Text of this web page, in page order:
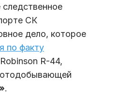
СК
дело, которое
по факту
R-44,
.